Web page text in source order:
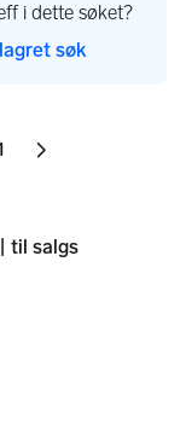
i dette søket?
søk
Sider
Neste side
ikon
til salgs